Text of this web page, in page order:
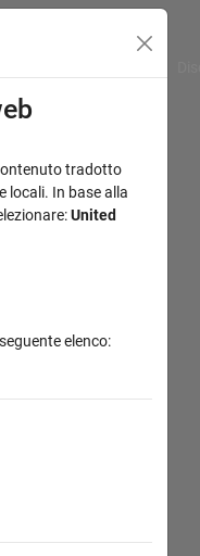
tradotto
locali. In base alla
United
elenco: